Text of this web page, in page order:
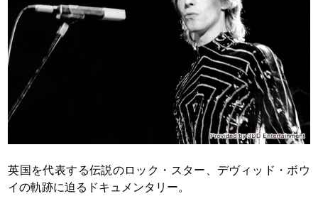
英国を代表する伝説のロック・スター、デヴィッド・ボウ
イの軌跡に迫るドキュメンタリー。